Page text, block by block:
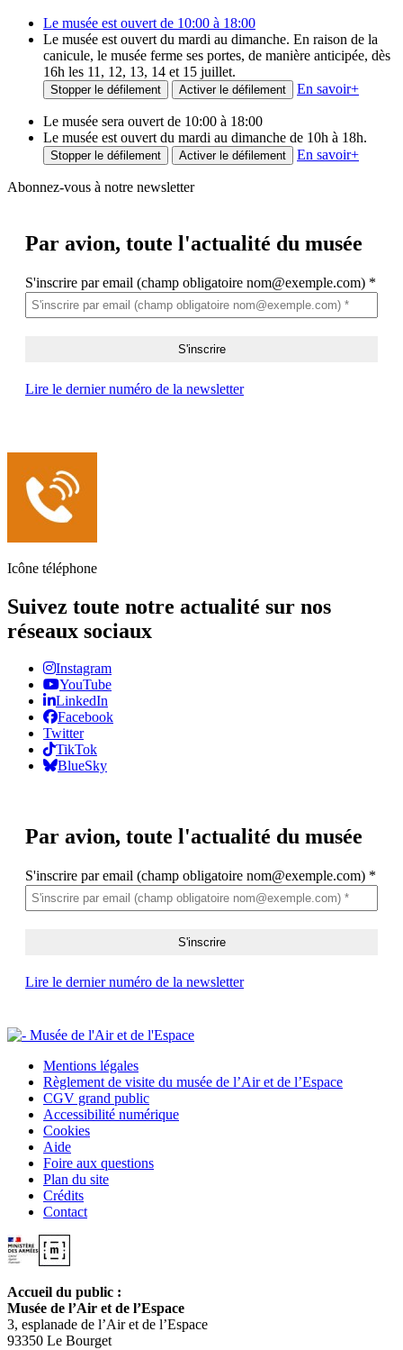
Le musée est ouvert de 10:00 à 18:00
Le musée est ouvert du mardi au dimanche. En raison de la
canicule, le musée ferme ses portes, de manière anticipée, dès
16h les 11, 12, 13, 14 et 15 juillet.
Stopper le défilement Activer le défilement En savoir+
Le musée sera ouvert de 10:00 à 18:00
Le musée est ouvert du mardi au dimanche de 10h à 18h.
Stopper le défilement Activer le défilement En savoir+
Abonnez-vous à notre newsletter
Par avion, toute l'actualité du musée
S'inscrire par email (champ obligatoire nom@exemple.com) *
Lire le dernier numéro de la newsletter
Icône téléphone
Suivez toute notre actualité sur nos
réseaux sociaux
Instagram
YouTube
LinkedIn
Facebook
Twitter
TikTok
BlueSky
Par avion, toute l'actualité du musée
S'inscrire par email (champ obligatoire nom@exemple.com) *
Lire le dernier numéro de la newsletter
Mentions légales
Règlement de visite du musée de l’Air et de l’Espace
CGV grand public
Accessibilité numérique
Cookies
Aide
Foire aux questions
Plan du site
Crédits
Contact
Accueil du public :
Musée de l’Air et de l’Espace
3, esplanade de l’Air et de l’Espace
93350 Le Bourget